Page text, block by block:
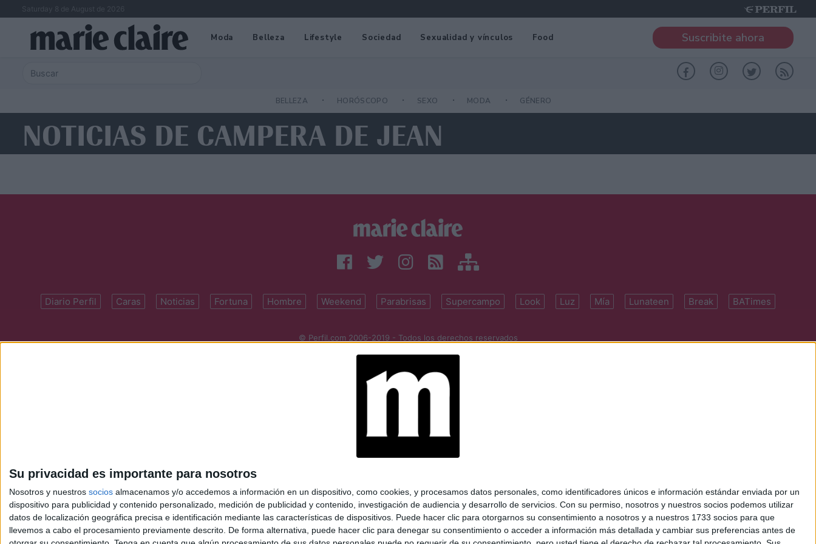
Su privacidad es importante para nosotros
Nosotros y nuestros socios almacenamos y/o accedemos a información en un dispositivo, como cookies, y procesamos datos personales, como identificadores únicos e información estándar enviada por un
dispositivo para publicidad y contenido personalizado, medición de publicidad y contenido, investigación de audiencia y desarrollo de servicios. Con su permiso, nosotros y nuestros socios podemos utilizar
datos de localización geográfica precisa e identificación mediante las características de dispositivos. Puede hacer clic para otorgarnos su consentimiento a nosotros y a nuestros 1733 socios para que
llevemos a cabo el procesamiento previamente descrito. De forma alternativa, puede hacer clic para denegar su consentimiento o acceder a información más detallada y cambiar sus preferencias antes de
Saturday 8 de August de 2026
Moda Belleza Lifestyle Sociedad Sexualidad y vínculos Food Suscribite ahora
BELLEZA HORÓSCOPO SEXO MODA GÉNERO
NOTICIAS DE CAMPERA DE JEAN
Diario Perfil Caras Noticias Fortuna Hombre Weekend Parabrisas Supercampo Look Luz Mía Lunateen Break BATimes
© Perfil.com 2006-2019 - Todos los derechos reservados
perfilcom@perfil.com| Propietario: Diario Perfil S.A.